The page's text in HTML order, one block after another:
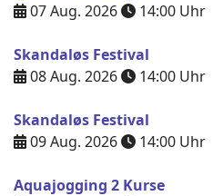
07 Aug. 2026
14:00 Uhr
Skandaløs Festival
08 Aug. 2026
14:00 Uhr
Skandaløs Festival
09 Aug. 2026
14:00 Uhr
Aquajogging 2 Kurse